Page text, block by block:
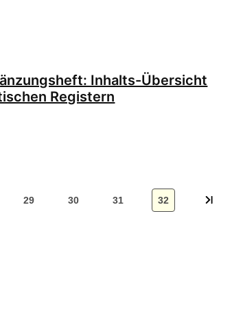
Inhalts-Übersicht
Registern
29 30 31 32